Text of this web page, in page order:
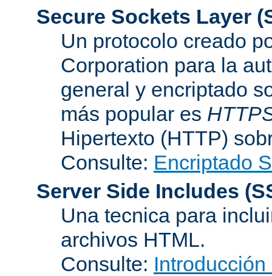
Secure Sockets Layer
Un protocolo creado
Corporation para la
general y encriptado
más popular es
Hipertexto (HTTP)
Consulte: Encriptado
Server Side Includes
Una tecnica para
archivos HTML.
Consulte: